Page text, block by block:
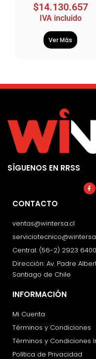
$14.130.657
IVA incluido
Ver Más
SÍGUENOS EN RRSS
f
CONTACTO
ventas@wintersa.cl
Central: (56-2) 2923 6400
Dirección: Av. Padre
Santiago de Chile
INFORMACIÓN
Mi Cuenta
Términos y Condiciones
Términos y Condiciones
Política de Privacidad